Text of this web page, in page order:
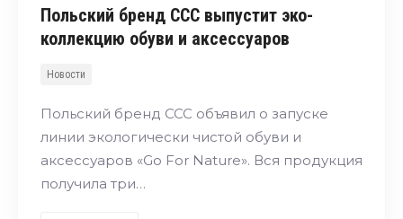
Польский бренд ССС выпустит эко-
коллекцию обуви и аксессуаров
Новости
Польский бренд ССС объявил о запуске
линии экологически чистой обуви и
аксессуаров «Go For Nature». Вся продукция
получила три…